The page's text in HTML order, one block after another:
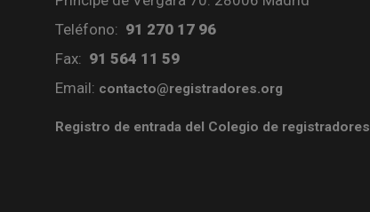
Teléfono: 91 270 17 96
Fax: 91 564 11 59
Email: contacto@registradores.org
Registro de entrada del Colegio de registradores